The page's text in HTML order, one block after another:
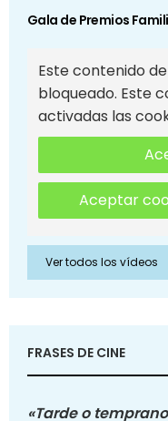
Gala de Premios
Este contenido
bloqueado. Este
activadas las
Aceptar
Ver todos los vídeos
FRASES DE CINE
«Tarde o